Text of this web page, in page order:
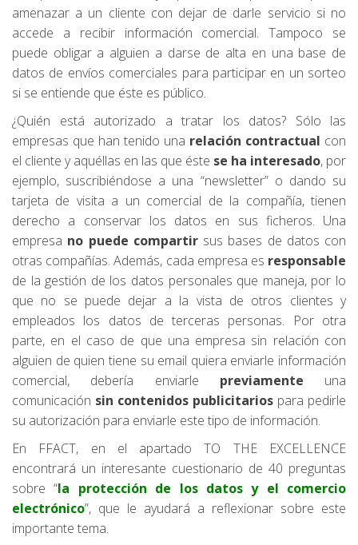
amenazar a un cliente con dejar de darle servicio si no
accede a recibir información comercial. Tampoco se
puede obligar a alguien a darse de alta en una base de
datos de envíos comerciales para participar en un sorteo
si se entiende que éste es público.
¿Quién está autorizado a tratar los datos? Sólo las
empresas que han tenido una relación contractual con
el cliente y aquéllas en las que éste se ha interesado, por
ejemplo, suscribiéndose a una “newsletter” o dando su
tarjeta de visita a un comercial de la compañía, tienen
derecho a conservar los datos en sus ficheros. Una
empresa no puede compartirsus bases de datos con
otras compañías. Además, cada empresa es responsable
de la gestión de los datos personales que maneja, por lo
que no se puede dejar a la vista de otros clientes y
empleados los datos de terceras personas. Por otra
parte, en el caso de que una empresa sin relación con
alguien de quien tiene su email quiera enviarle información
comercial, debería enviarle previamente una
comunicación sin contenidos publicitarios para pedirle
su autorización para enviarle este tipo de información.
En FFACT, en el apartado TO THE EXCELLENCE
encontrará un interesante cuestionario de 40 preguntas
sobre “la protección de los datos y el comercio
electrónico”, que le ayudará a reflexionar sobre este
importante tema.